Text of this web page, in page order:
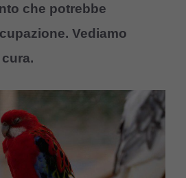
che potrebbe
Vediamo